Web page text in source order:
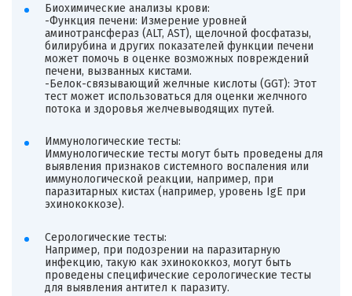
Биохимические анализы крови:
-Функция печени: Измерение уровней
аминотрансфераз (ALT, AST), щелочной фосфатазы,
билирубина и других показателей функции печени
может помочь в оценке возможных повреждений
печени, вызванных кистами.
-Белок-связывающий желчные кислоты (GGT): Этот
тест может использоваться для оценки желчного
потока и здоровья желчевыводящих путей.
Иммунологические тесты:
Иммунологические тесты могут быть проведены для
выявления признаков системного воспаления или
иммунологической реакции, например, при
паразитарных кистах (например, уровень IgE при
эхинококкозе).
Серологические тесты:
Например, при подозрении на паразитарную
инфекцию, такую как эхинококкоз, могут быть
проведены специфические серологические тесты
для выявления антител к паразиту.